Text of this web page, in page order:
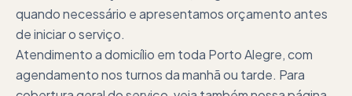
quando necessário e apresentamos orçamento antes
de iniciar o serviço.
Atendimento a domicílio em toda Porto Alegre, com
agendamento nos turnos da manhã ou tarde. Para